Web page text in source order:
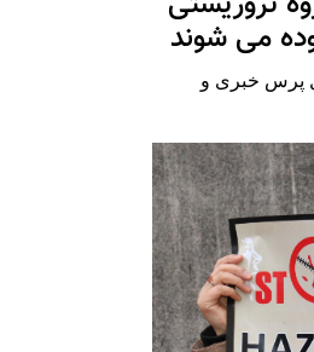
می شوند
پرس خبری و